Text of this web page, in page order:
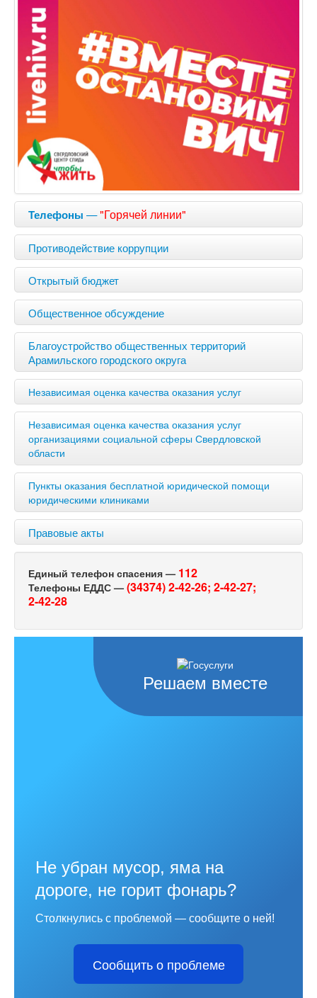
Телефоны —"Горячей линии"
Противодействие коррупции
Открытый бюджет
Общественное обсуждение
Благоустройство общественных территорий
Арамильского городского округа
Независимая оценка качества оказания услуг
Независимая оценка качества оказания услуг
организациями социальной сферы Свердловской
области
Пункты оказания бесплатной юридической помощи
юридическими клиниками
Правовые акты
Единый телефон спасения — 112
Телефоны ЕДДС — (34374) 2-42-26; 2-42-27;
2-42-28
Решаем вместе
Не убран мусор, яма на
дороге, не горит фонарь?
Столкнулись с проблемой — сообщите о ней!
Сообщить о проблеме